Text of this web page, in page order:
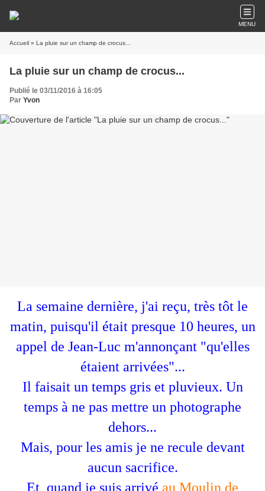
MENU
Accueil » La pluie sur un champ de crocus...
La pluie sur un champ de crocus...
Publié le 03/11/2016 à 16:05
Par Yvon
La semaine dernière, j'ai reçu, très tôt le
matin, puisqu'il était presque 10 heures, un
appel de Jean-Luc m'annonçant "qu'elles
étaient arrivées"...
Il faisait un temps gris et pluvieux. Un
temps à ne pas mettre un photographe
dehors...
Mais, pour les amis je ne recule devant
aucun sacrifice.
Et, quand je suis arrivé au Moulin de